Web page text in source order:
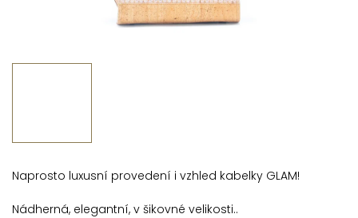
Naprosto luxusní provedení i vzhled kabelky GLAM!
Nádherná, elegantní, v šikovné velikosti..